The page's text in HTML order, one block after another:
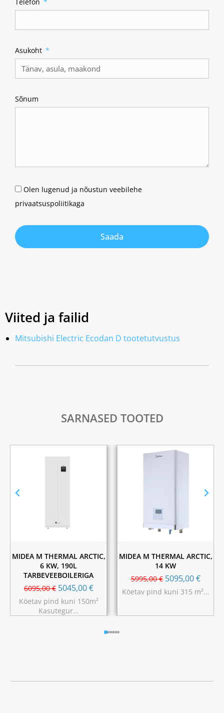
Asukoht
Sõnum
Olen lugenud ja nõustun veebilehe
privaatsuspoliitikaga
Saada
Viited ja failid
Mitsubishi Electric Ecodan D tootetutvustus
SARNASED TOOTED
MIDEA M THERMAL ARCTIC,
6 KW, 190L
TARBEVEEBOILERIGA
6095,00€ 5045,00€
Köetav pind kuni 150m²
Kasutegur…
MIDEA M THERMAL ARCTIC,
14 KW
5995,00€ 5095,00€
Köetav pind kuni 315 m²…